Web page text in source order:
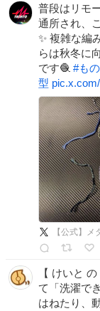
普段はリモ
通所され、
✨ 複雑な編
らは秋冬に
です🧶 #も
型
【公式】
【 けいと
て「洗濯で
はねたり、